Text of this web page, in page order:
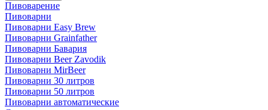
Пивоварение
Пивоварни
Пивоварни Easy Brew
Пивоварни Grainfather
Пивоварни Бавария
Пивоварни Beer Zavodik
Пивоварни MirBeer
Пивоварни 30 литров
Пивоварни 50 литров
Пивоварни автоматические